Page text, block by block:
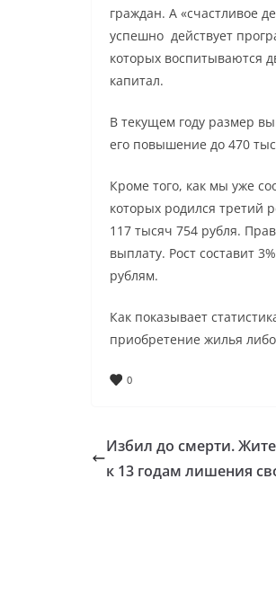
граждан. А «счастливое
успешно действует
которых воспитываются
капитал.
В текущем году размер
его повышение до 470
Кроме того, как мы уже
которых родился третий
117 тысяч 754 рубля.
выплату. Рост составит
рублям.
Как показывает
приобретение жилья
0
Избил до смерти.
к 13 годам лишения